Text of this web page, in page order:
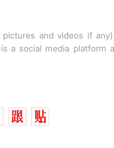
and videos if
a social media platform